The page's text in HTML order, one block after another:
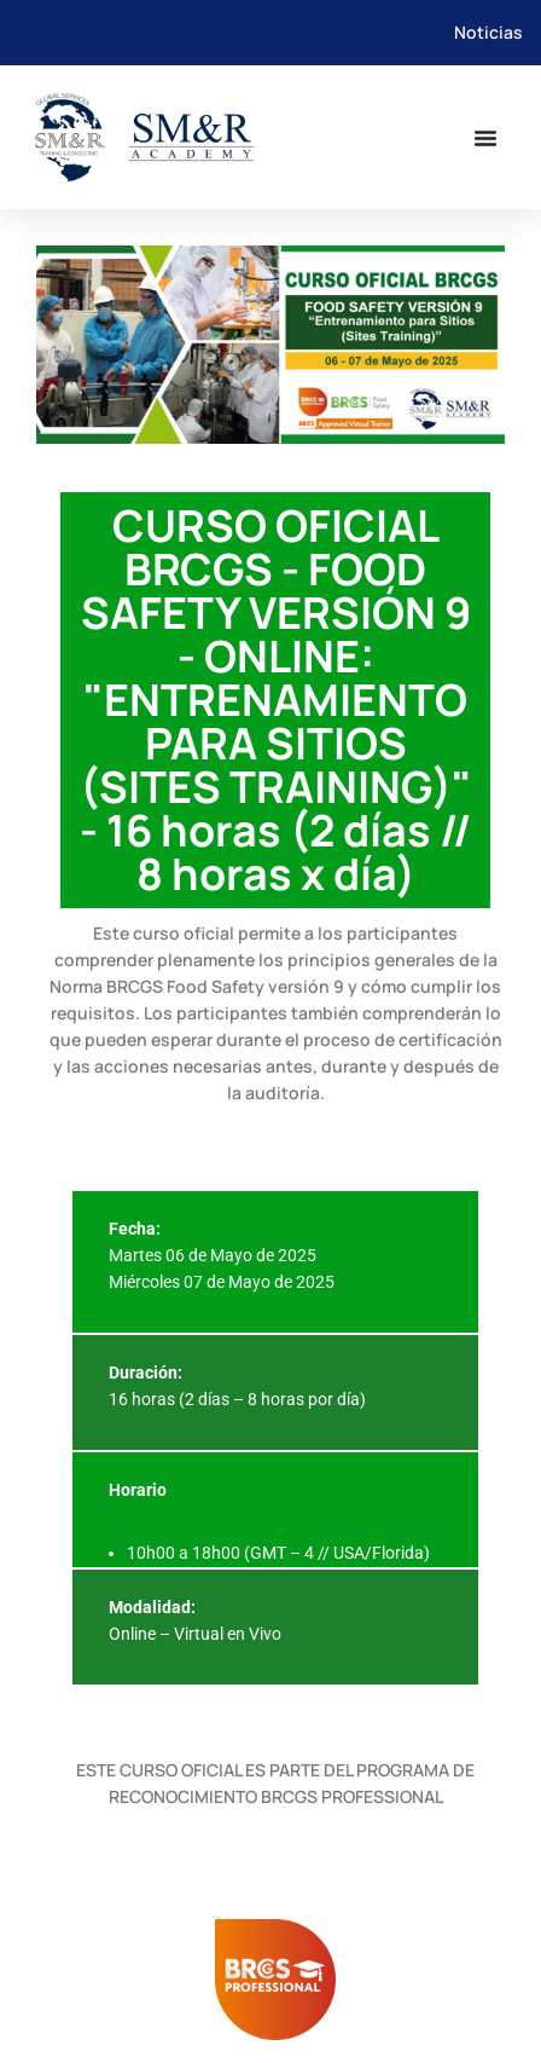
Saltar
contenido
Noticias
CURSO OFICIAL
BRCGS - FOOD
SAFETY VERSIÓN 9
- ONLINE:
"ENTRENAMIENTO
PARA SITIOS
(SITES TRAINING)"
- 16 horas (2 días //
8 horas x día)
Este curso oficial permite a los participantes
comprender plenamente los principios generales de la
Norma BRCGS Food Safety versión 9 y cómo cumplir los
requisitos. Los participantes también comprenderán lo
que pueden esperar durante el proceso de certificación
y las acciones necesarias antes, durante y después de
la auditoría.
Fecha:
Martes 06 de Mayo de 2025
Miércoles 07 de Mayo de 2025
Duración:
16 horas (2 días – 8 horas por día)
Horario
10h00 a 18h00 (GMT – 4 // USA/Florida)
Modalidad:
Online – Virtual en Vivo
ESTE CURSO OFICIAL ES PARTE DEL PROGRAMA DE
RECONOCIMIENTO BRCGS PROFESSIONAL